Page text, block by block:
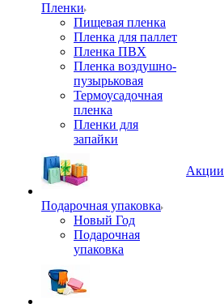
Пленки
Пищевая пленка
Пленка для паллет
Пленка ПВХ
Пленка воздушно-
пузырьковая
Термоусадочная
пленка
Пленки для
запайки
Подарочная упаковка
Новый Год
Подарочная
упаковка
Акции